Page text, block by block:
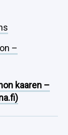
–
kaaren –